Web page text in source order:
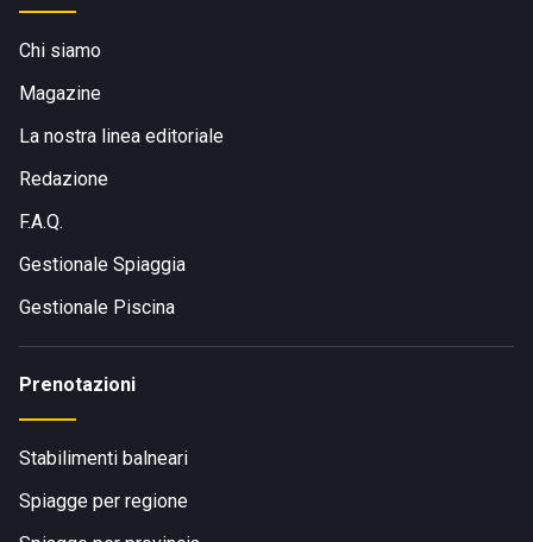
Chi siamo
Magazine
La nostra linea editoriale
Redazione
F.A.Q.
Gestionale Spiaggia
Gestionale Piscina
Prenotazioni
Stabilimenti balneari
Spiagge per regione